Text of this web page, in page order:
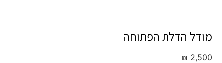
מודל הדלת הפתוחה
₪ 2,500